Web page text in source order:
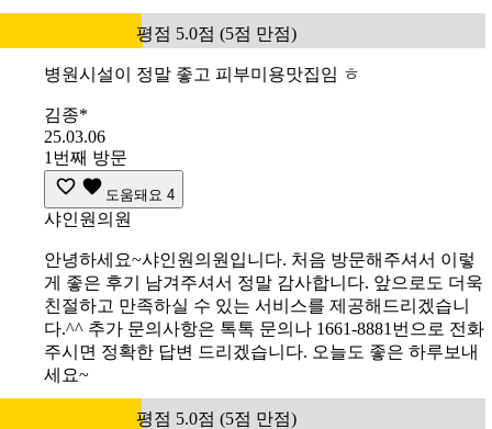
평점 5.0점 (5점 만점)
병원시설이 정말 좋고 피부미용맛집임 ㅎ
김종*
25.03.06
1번째 방문
도움돼요 4
샤인원의원
안녕하세요~샤인원의원입니다. 처음 방문해주셔서 이렇
게 좋은 후기 남겨주셔서 정말 감사합니다. 앞으로도 더욱
친절하고 만족하실 수 있는 서비스를 제공해드리겠습니
다.^^ 추가 문의사항은 톡톡 문의나 1661-8881번으로 전화
주시면 정확한 답변 드리겠습니다. 오늘도 좋은 하루보내
세요~
평점 5.0점 (5점 만점)